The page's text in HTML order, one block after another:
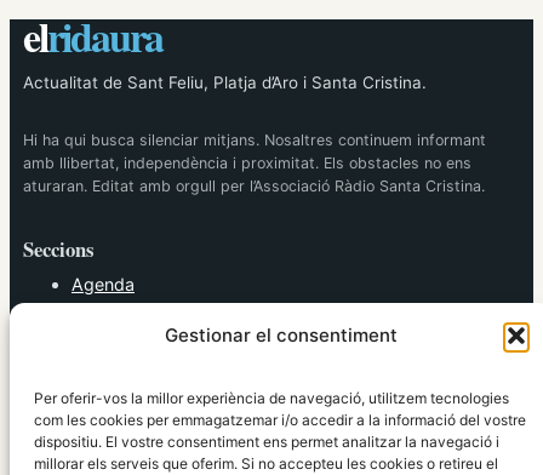
Gestionar el consentiment
Per oferir-vos la millor experiència de navegació, utilitzem tecnologies
com les cookies per emmagatzemar i/o accedir a la informació del vostre
dispositiu. El vostre consentiment ens permet analitzar la navegació i
millorar els serveis que oferim. Si no accepteu les cookies o retireu el
elridaura
Actualitat de Sant Feliu, Platja d’Aro i Santa Cristina.
Hi ha qui busca silenciar mitjans. Nosaltres continuem informant
amb llibertat, independència i proximitat. Els obstacles no ens
aturaran. Editat amb orgull per l’Associació Ràdio Santa Cristina.
Seccions
Agenda
Política
Societat
Tendències